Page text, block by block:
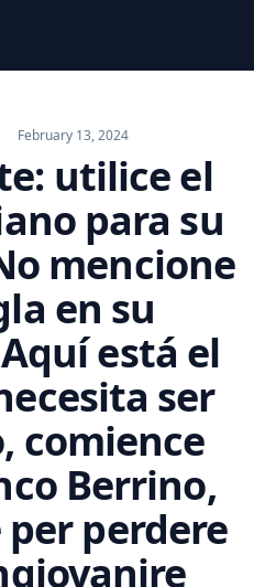
February 13, 2024
utilice el
para su
mencione
en su
está el
ser
comience
Berrino,
per perdere